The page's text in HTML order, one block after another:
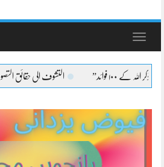
Toggle
التشوف الی حقائق التصوف لطائف عشرہ کا بیان